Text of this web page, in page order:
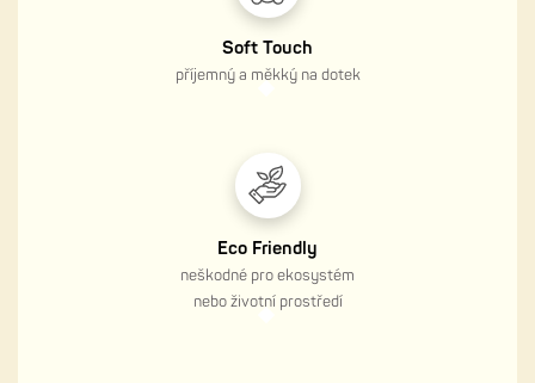
Soft Touch
příjemný a měkký na dotek
Eco Friendly
neškodné pro ekosystém
nebo životní prostředí